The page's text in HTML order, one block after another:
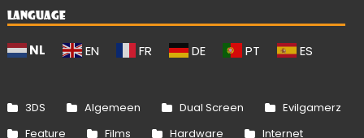
LANGUAGE
NL EN FR DE PT ES
3DS Algemeen Dual Screen
Evilgamerz
Feature
Films Hardware Internet